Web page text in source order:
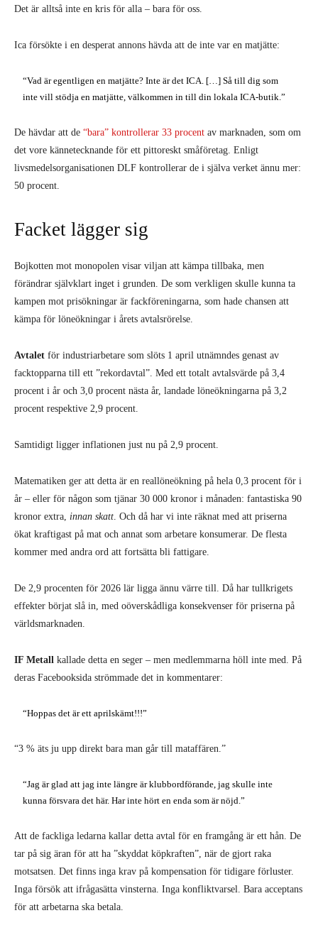
Det är alltså inte en kris för alla – bara för oss.
Ica försökte i en desperat annons hävda att de inte var en matjätte:
“Vad är egentligen en matjätte? Inte är det ICA. […] Så till dig som
inte vill stödja en matjätte, välkommen in till din lokala ICA-butik.”
De hävdar att de “bara” kontrollerar 33 procent av marknaden, som om
det vore kännetecknande för ett pittoreskt småföretag. Enligt
livsmedelsorganisationen DLF kontrollerar de i själva verket ännu mer:
50 procent.
Facket lägger sig
Bojkotten mot monopolen visar viljan att kämpa tillbaka, men
förändrar självklart inget i grunden. De som verkligen skulle kunna ta
kampen mot prisökningar är fackföreningarna, som hade chansen att
kämpa för löneökningar i årets avtalsrörelse.
Avtalet för industriarbetare som slöts 1 april utnämndes genast av
facktopparna till ett ”rekordavtal”. Med ett totalt avtalsvärde på 3,4
procent i år och 3,0 procent nästa år, landade löneökningarna på 3,2
procent respektive 2,9 procent.
Samtidigt ligger inflationen just nu på 2,9 procent.
Matematiken ger att detta är en reallöneökning på hela 0,3 procent för i
år – eller för någon som tjänar 30 000 kronor i månaden: fantastiska 90
kronor extra, innan skatt. Och då har vi inte räknat med att priserna
ökat kraftigast på mat och annat som arbetare konsumerar. De flesta
kommer med andra ord att fortsätta bli fattigare.
De 2,9 procenten för 2026 lär ligga ännu värre till. Då har tullkrigets
effekter börjat slå in, med oöverskådliga konsekvenser för priserna på
världsmarknaden.
IF Metall kallade detta en seger – men medlemmarna höll inte med. På
deras Facebooksida strömmade det in kommentarer:
“Hoppas det är ett aprilskämt!!!”
“3 % äts ju upp direkt bara man går till mataffären.”
“Jag är glad att jag inte längre är klubbordförande, jag skulle inte
kunna försvara det här. Har inte hört en enda som är nöjd.”
Att de fackliga ledarna kallar detta avtal för en framgång är ett hån. De
tar på sig äran för att ha ”skyddat köpkraften”, när de gjort raka
motsatsen. Det finns inga krav på kompensation för tidigare förluster.
Inga försök att ifrågasätta vinsterna. Inga konfliktvarsel. Bara acceptans
för att arbetarna ska betala.